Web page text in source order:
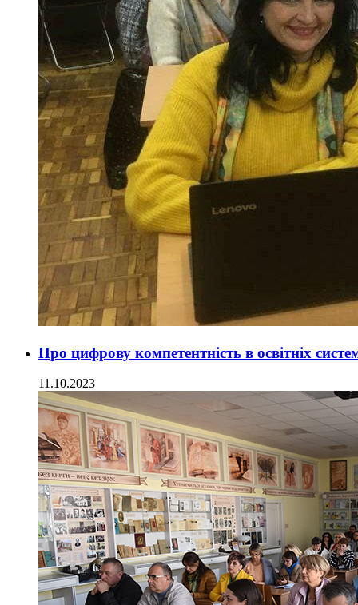
Про цифрову компетентність в освітніх
11.10.2023